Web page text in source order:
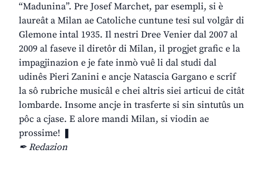
“Madunina”. Pre Josef Marchet, par esempli, si è
laureât a Milan ae Catoliche cuntune tesi sul volgâr di
Glemone intal 1935. Il nestri Dree Venier dal 2007 al
2009 al faseve il diretôr di Milan, il progjet grafic e la
impagjinazion e je fate inmò vuê li dal studi dal
udinês Pieri Zanini e ancje Natascia Gargano e scrîf
la sô rubriche musicâl e chei altris siei articui de citât
lombarde. Insome ancje in trasferte si sin sintutûs un
pôc a cjase. E alore mandi Milan, si viodin ae
prossime! ❚
✒ Redazion